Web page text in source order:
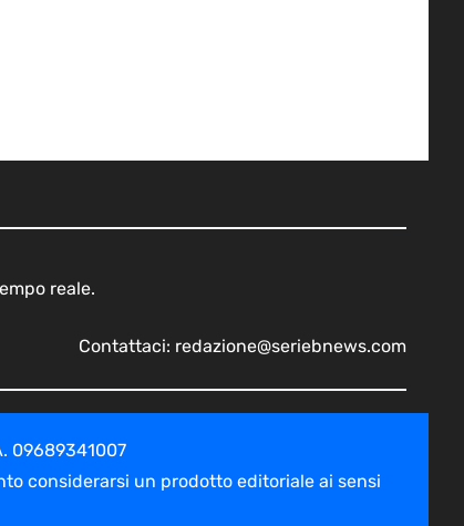
reale.
Contattaci: redazione@seriebnews.com
09689341007
considerarsi un prodotto editoriale ai sensi